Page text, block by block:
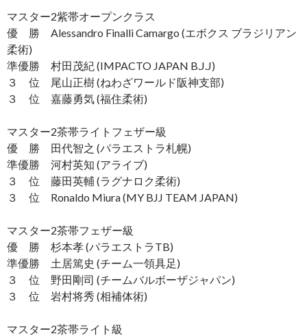
マスター2紫帯オープンクラス
優 勝 Alessandro Finalli Camargo (エボクス ブラジリアン
柔術)
準優勝 村田茂紀 (IMPACTO JAPAN B.J.J)
３ 位 尾山正樹 (ねわざワールド阪神支部)
３ 位 嘉藤勇気 (福住柔術)
マスター2茶帯ライトフェザー級
優 勝 田代智之 (パラエストラ札幌)
準優勝 河村英知 (アライブ)
３ 位 藤田英輔 (ラグナロク柔術)
３ 位 Ronaldo Miura (MY BJJ TEAM JAPAN)
マスター2茶帯フェザー級
優 勝 杉本孝 (パラエストラTB)
準優勝 土居篤史 (チーム一領具足)
３ 位 野田剛司 (チームバルボーザジャパン)
３ 位 岩村将秀 (相補体術)
マスター2茶帯ライト級